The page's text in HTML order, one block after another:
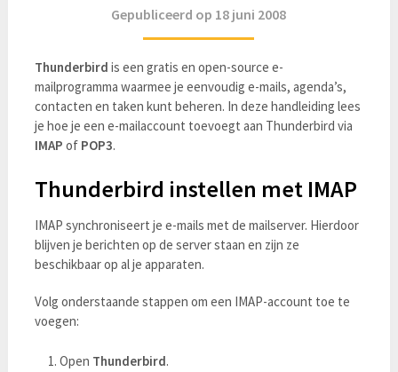
Gepubliceerd op 18 juni 2008
Thunderbird is een gratis en open-source e-
mailprogramma waarmee je eenvoudig e-mails, agenda’s,
contacten en taken kunt beheren. In deze handleiding lees
je hoe je een e-mailaccount toevoegt aan Thunderbird via
IMAP of POP3.
Thunderbird instellen met IMAP
IMAP synchroniseert je e-mails met de mailserver. Hierdoor
blijven je berichten op de server staan en zijn ze
beschikbaar op al je apparaten.
Volg onderstaande stappen om een IMAP-account toe te
voegen:
Open Thunderbird.